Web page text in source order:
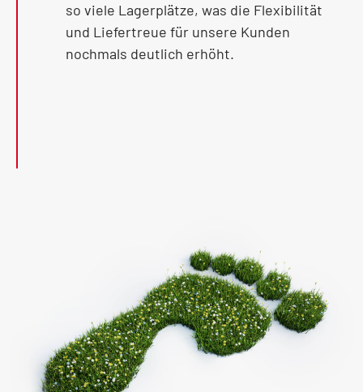
so viele Lagerplätze, was die Flexibilität
und Liefertreue für unsere Kunden
nochmals deutlich erhöht.